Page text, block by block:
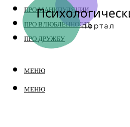
ПРО МАНИПУЛЯЦИИ
ПРО ВЛЮБЛЕННОСТЬ
ПРО ДРУЖБУ
МЕНЮ
МЕНЮ